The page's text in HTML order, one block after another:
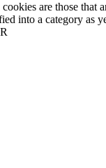
are those that
into a category as